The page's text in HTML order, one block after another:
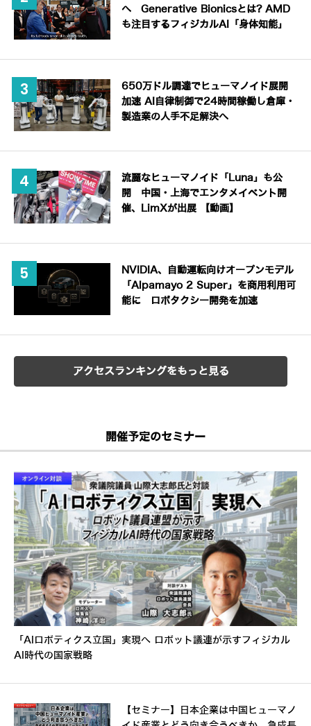
へ Generative Bionicsとは? AMD
も注目するフィジカルAI「身体知能」
650万ドル調達でヒューマノイド展開
加速 AI自律制御で24時間稼働し倉庫・
製造業の人手不足解決へ
流麗なヒューマノイド「Luna」も公
開 中国・上海でエンタメイベント開
催、LimXが出展 【動画】
NVIDIA、自動運転向けオープンモデル
「Alpamayo 2 Super」を商用利用可
能に ロボタクシー開発を加速
アクセスランキングをもっと見る
開催予定のセミナー
「AIロボティクス立国」実現へ ロボット議連が示すフィジカル
AI時代の国家戦略
【セミナー】日本企業は中国ヒューマノ